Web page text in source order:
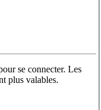
se connecter. Les
plus valables.